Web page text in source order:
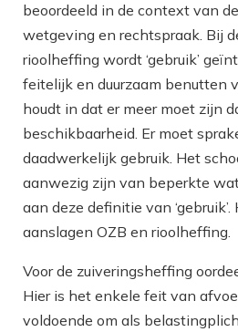
beoordeeld in de context van
wetgeving en rechtspraak. Bij
rioolheffing wordt ‘gebruik’
feitelijk en duurzaam benutten
houdt in dat er meer moet zijn
beschikbaarheid. Er moet
daadwerkelijk gebruik. Het
aanwezig zijn van beperkte
aan deze definitie van
aanslagen OZB en rioolheffing.
Voor de zuiveringsheffing
Hier is het enkele feit van
voldoende om als